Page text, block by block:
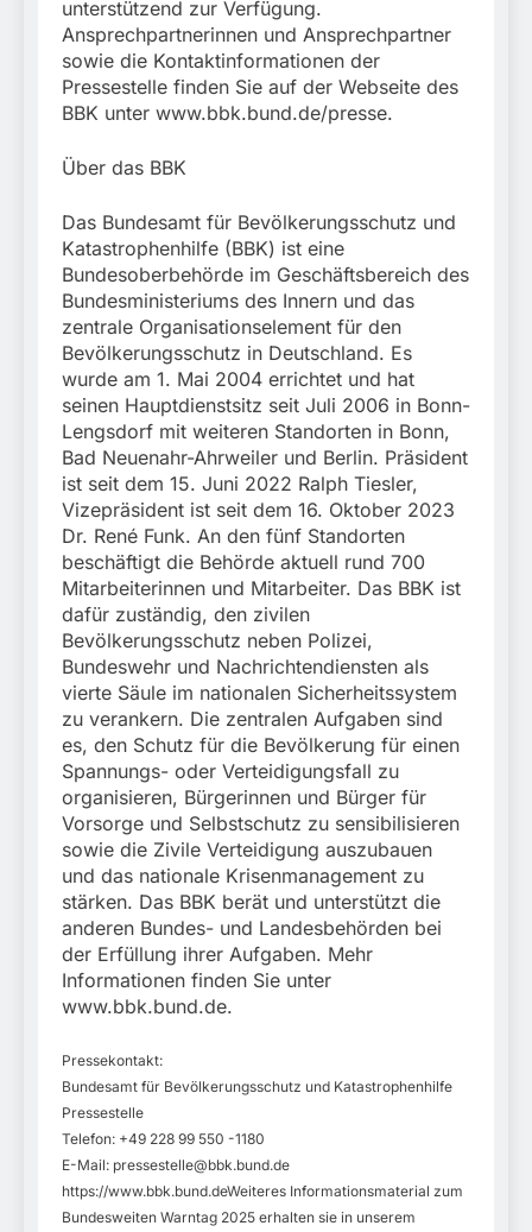
unterstützend zur Verfügung.
Ansprechpartnerinnen und Ansprechpartner
sowie die Kontaktinformationen der
Pressestelle finden Sie auf der Webseite des
BBK unter www.bbk.bund.de/presse.
Über das BBK
Das Bundesamt für Bevölkerungsschutz und
Katastrophenhilfe (BBK) ist eine
Bundesoberbehörde im Geschäftsbereich des
Bundesministeriums des Innern und das
zentrale Organisationselement für den
Bevölkerungsschutz in Deutschland. Es
wurde am 1. Mai 2004 errichtet und hat
seinen Hauptdienstsitz seit Juli 2006 in Bonn-
Lengsdorf mit weiteren Standorten in Bonn,
Bad Neuenahr-Ahrweiler und Berlin. Präsident
ist seit dem 15. Juni 2022 Ralph Tiesler,
Vizepräsident ist seit dem 16. Oktober 2023
Dr. René Funk. An den fünf Standorten
beschäftigt die Behörde aktuell rund 700
Mitarbeiterinnen und Mitarbeiter. Das BBK ist
dafür zuständig, den zivilen
Bevölkerungsschutz neben Polizei,
Bundeswehr und Nachrichtendiensten als
vierte Säule im nationalen Sicherheitssystem
zu verankern. Die zentralen Aufgaben sind
es, den Schutz für die Bevölkerung für einen
Spannungs- oder Verteidigungsfall zu
organisieren, Bürgerinnen und Bürger für
Vorsorge und Selbstschutz zu sensibilisieren
sowie die Zivile Verteidigung auszubauen
und das nationale Krisenmanagement zu
stärken. Das BBK berät und unterstützt die
anderen Bundes- und Landesbehörden bei
der Erfüllung ihrer Aufgaben. Mehr
Informationen finden Sie unter
www.bbk.bund.de.
Pressekontakt:
Bundesamt für Bevölkerungsschutz und Katastrophenhilfe
Pressestelle
Telefon: +49 228 99 550 -1180
E-Mail: pressestelle@bbk.bund.de
https://www.bbk.bund.deWeiteres Informationsmaterial zum
Bundesweiten Warntag 2025 erhalten sie in unserem